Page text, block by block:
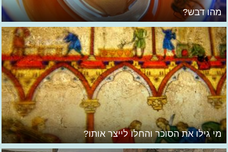
מהו דבש?
מי גילו את הסוכר והחלו לייצר אותו?